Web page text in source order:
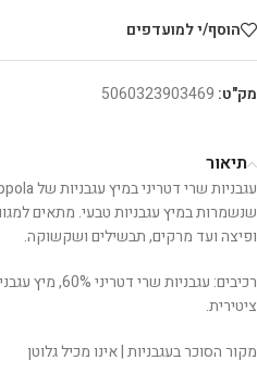
הוסף/י למועדפים
מק"ט: 5060323903469
תיאור
שנשמרות במיץ עגבניות טבעי. מתאים
ופיצה ועד מרקים, תבשילים ושקשוקה.
ציטירית.
מקור הסוכר בעגבניות | אינו מכיל גלוטן